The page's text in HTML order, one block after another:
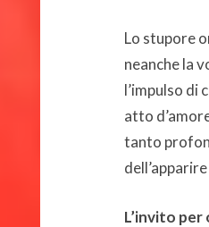
Lo stupore
neanche la
l’impulso di
atto
tanto
L’invito